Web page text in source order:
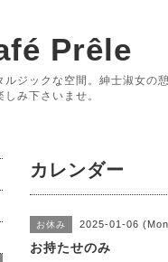
Prêle
ジックな空間。紳士淑女の憩
み下さいませ。
カレンダー
お休み 2025-01-06
お持たせのみ